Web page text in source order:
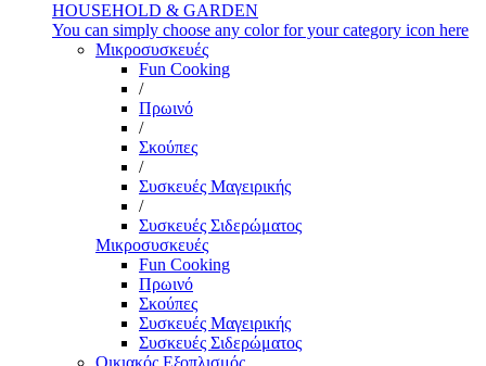
HOUSEHOLD & GARDEN
You can simply choose any color for your category icon here
Μικροσυσκευές
Fun Cooking
/
Πρωινό
/
Σκούπες
/
Συσκευές Μαγειρικής
/
Συσκευές Σιδερώματος
Μικροσυσκευές
Fun Cooking
Πρωινό
Σκούπες
Συσκευές Μαγειρικής
Συσκευές Σιδερώματος
Οικιακός Εξοπλισμός